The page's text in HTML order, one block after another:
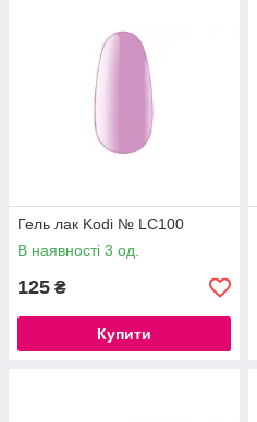
Гель лак Kodi № LC100
В наявності 3 од.
125 ₴
Купити